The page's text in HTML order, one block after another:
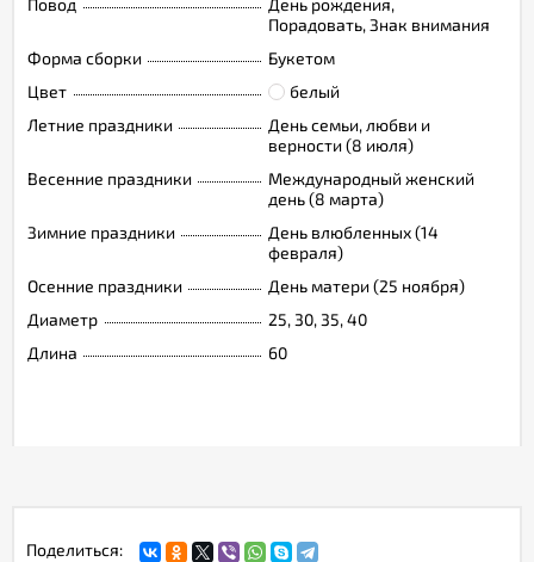
Повод
День рождения,
Порадовать, Знак внимания
Форма сборки
Букетом
Цвет
белый
Летние праздники
День семьи, любви и
верности (8 июля)
Весенние праздники
Международный женский
день (8 марта)
Зимние праздники
День влюбленных (14
февраля)
Осенние праздники
День матери (25 ноября)
Диаметр
25, 30, 35, 40
Длина
60
Поделиться: